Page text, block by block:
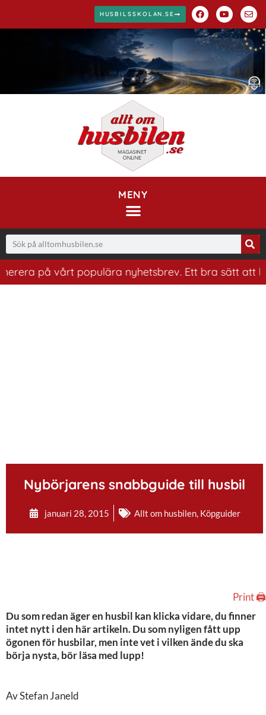
HUSBILSSKOLAN.SE
MENY
på vårt populära nyhetsbrev. Ett bra sätt att ha koll
Nybörjarens snabbguide till husbil
januari 28, 2015 Allt om husbilen, Köpguider
Print 🖨
Du som redan äger en husbil kan klicka vidare, du finner
intet nytt i den här artikeln. Du som nyligen fått upp
ögonen för husbilar, men inte vet i vilken ände du ska
börja nysta, bör läsa med lupp!
Av Stefan Janeld